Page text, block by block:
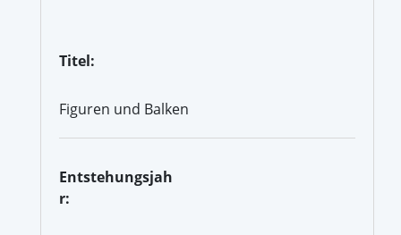
Titel:
Figuren und Balken
Entstehungsjah
r: